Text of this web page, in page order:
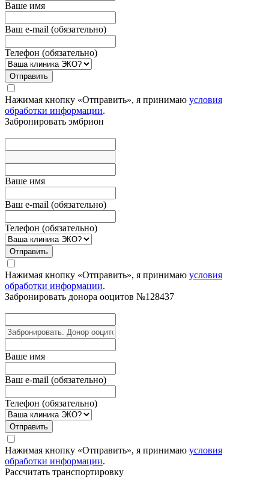
Вашe имя
Ваш e-mail (обязательно)
Телефон (обязательно)
Отправить
Нажимая кнопку «Отправить», я принимаю условия
обработки информации.
Забронировать эмбрион
Вашe имя
Ваш e-mail (обязательно)
Телефон (обязательно)
Отправить
Нажимая кнопку «Отправить», я принимаю условия
обработки информации.
Забронировать донора ооцитов №128437
Вашe имя
Ваш e-mail (обязательно)
Телефон (обязательно)
Отправить
Нажимая кнопку «Отправить», я принимаю условия
обработки информации.
Рассчитать транспортировку